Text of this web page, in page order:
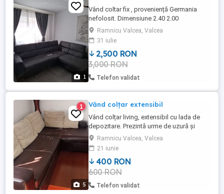
1
Vând coltar fix , proveniență Germania
nefolosit. Dimensiune 2.40 2.00
Ramnicu Valcea, Valcea
31 iulie
2,500 RON
3,000 RON
Telefon validat
5
1 Vând colțar extensibil
Vând colțar living, extensibil cu lada de
depozitare. Prezintă urme de uzură și
necesită mici reparații.
Ramnicu Valcea, Valcea
21 iunie
400 RON
600 RON
Telefon validat